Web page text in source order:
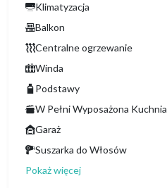
Klimatyzacja
Balkon
Centralne ogrzewanie
Winda
Podstawy
W Pełni Wyposażona Kuchnia
Garaż
Suszarka do Włosów
Pokaż więcej